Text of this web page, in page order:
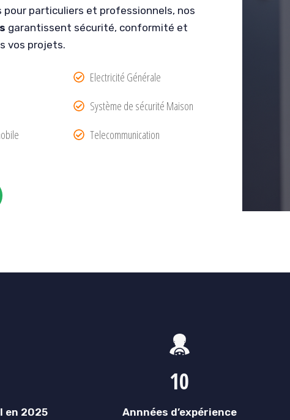
particuliers et professionnels, nos
garantissent sécurité, conformité et
vos projets.
Electricité Générale
Système de sécurité Maison
Telecommunication
en 2025
10
Annnées d’expérience